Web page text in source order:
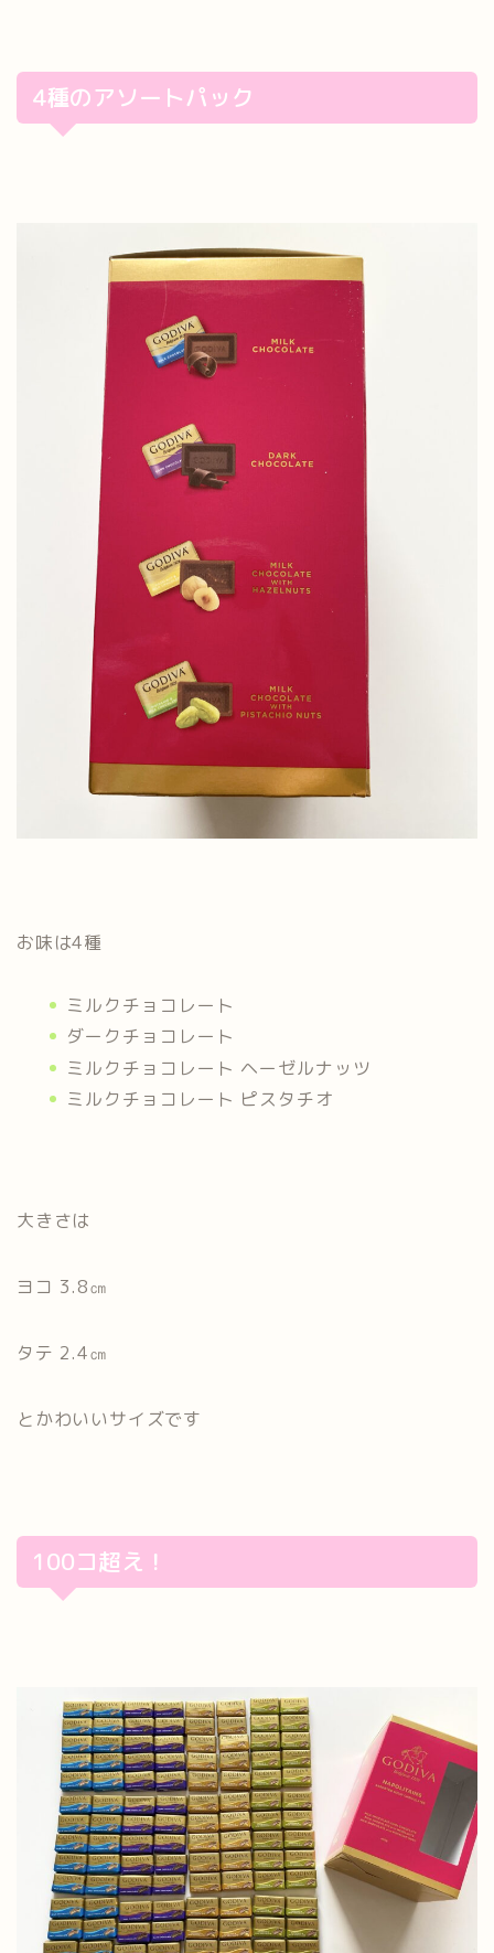
4種のアソートパック
お味は4種
ミルクチョコレート
ダークチョコレート
ミルクチョコレート ヘーゼルナッツ
ミルクチョコレート ピスタチオ
大きさは
ヨコ 3.8㎝
タテ 2.4㎝
とかわいいサイズです
100コ超え！